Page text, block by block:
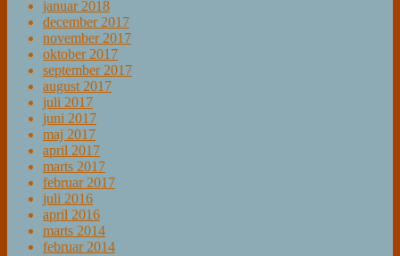
januar 2018
december 2017
november 2017
oktober 2017
september 2017
august 2017
juli 2017
juni 2017
maj 2017
april 2017
marts 2017
februar 2017
juli 2016
april 2016
marts 2014
februar 2014